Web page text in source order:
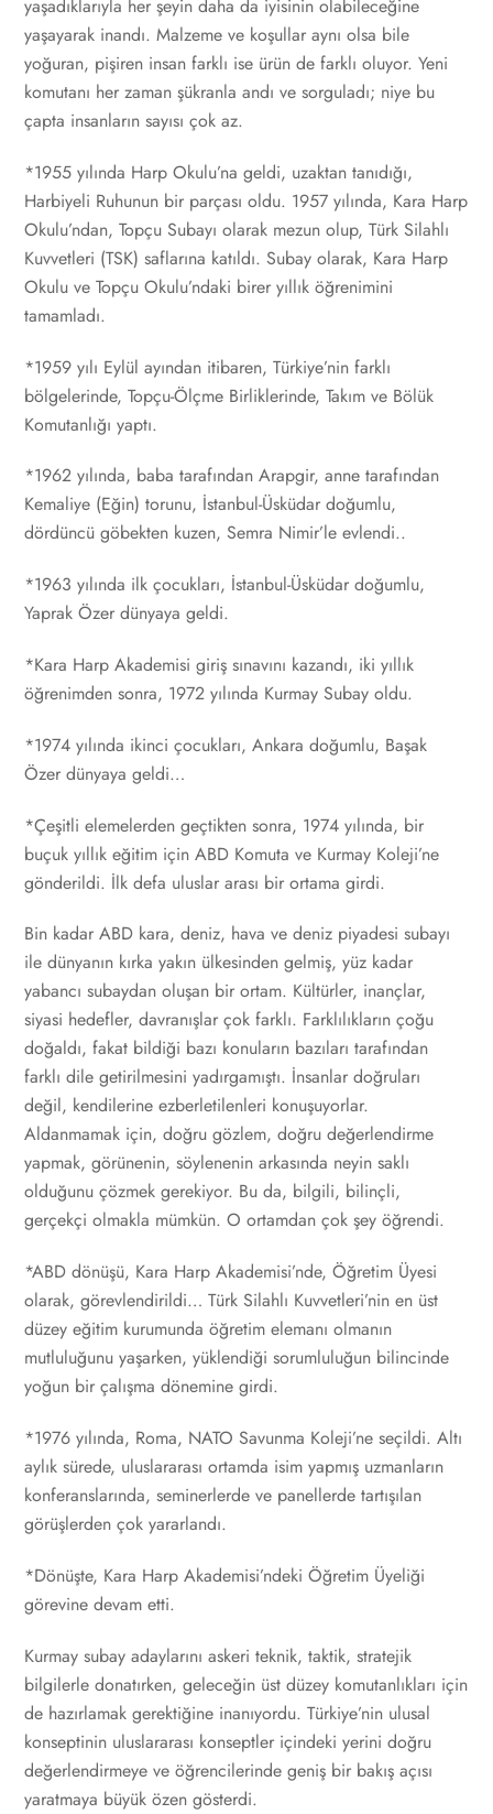
yaşadıklarıyla her şeyin daha da iyisinin olabileceğine
yaşayarak inandı. Malzeme ve koşullar aynı olsa bile
yoğuran, pişiren insan farklı ise ürün de farklı oluyor. Yeni
komutanı her zaman şükranla andı ve sorguladı; niye bu
çapta insanların sayısı çok az.
*1955 yılında Harp Okulu’na geldi, uzaktan tanıdığı,
Harbiyeli Ruhunun bir parçası oldu. 1957 yılında, Kara Harp
Okulu’ndan, Topçu Subayı olarak mezun olup, Türk Silahlı
Kuvvetleri (TSK) saflarına katıldı. Subay olarak, Kara Harp
Okulu ve Topçu Okulu’ndaki birer yıllık öğrenimini
tamamladı.
*1959 yılı Eylül ayından itibaren, Türkiye’nin farklı
bölgelerinde, Topçu-Ölçme Birliklerinde, Takım ve Bölük
Komutanlığı yaptı.
*1962 yılında, baba tarafından Arapgir, anne tarafından
Kemaliye (Eğin) torunu, İstanbul-Üsküdar doğumlu,
dördüncü göbekten kuzen, Semra Nimir’le evlendi..
*1963 yılında ilk çocukları, İstanbul-Üsküdar doğumlu,
Yaprak Özer dünyaya geldi.
*Kara Harp Akademisi giriş sınavını kazandı, iki yıllık
öğrenimden sonra, 1972 yılında Kurmay Subay oldu.
*1974 yılında ikinci çocukları, Ankara doğumlu, Başak
Özer dünyaya geldi…
*Çeşitli elemelerden geçtikten sonra, 1974 yılında, bir
buçuk yıllık eğitim için ABD Komuta ve Kurmay Koleji’ne
gönderildi. İlk defa uluslar arası bir ortama girdi.
Bin kadar ABD kara, deniz, hava ve deniz piyadesi subayı
ile dünyanın kırka yakın ülkesinden gelmiş, yüz kadar
yabancı subaydan oluşan bir ortam. Kültürler, inançlar,
siyasi hedefler, davranışlar çok farklı. Farklılıkların çoğu
doğaldı, fakat bildiği bazı konuların bazıları tarafından
farklı dile getirilmesini yadırgamıştı. İnsanlar doğruları
değil, kendilerine ezberletilenleri konuşuyorlar.
Aldanmamak için, doğru gözlem, doğru değerlendirme
yapmak, görünenin, söylenenin arkasında neyin saklı
olduğunu çözmek gerekiyor. Bu da, bilgili, bilinçli,
gerçekçi olmakla mümkün. O ortamdan çok şey öğrendi.
*ABD dönüşü, Kara Harp Akademisi’nde, Öğretim Üyesi
olarak, görevlendirildi… Türk Silahlı Kuvvetleri’nin en üst
düzey eğitim kurumunda öğretim elemanı olmanın
mutluluğunu yaşarken, yüklendiği sorumluluğun bilincinde
yoğun bir çalışma dönemine girdi.
*1976 yılında, Roma, NATO Savunma Koleji’ne seçildi. Altı
aylık sürede, uluslararası ortamda isim yapmış uzmanların
konferanslarında, seminerlerde ve panellerde tartışılan
görüşlerden çok yararlandı.
*Dönüşte, Kara Harp Akademisi’ndeki Öğretim Üyeliği
görevine devam etti.
Kurmay subay adaylarını askeri teknik, taktik, stratejik
bilgilerle donatırken, geleceğin üst düzey komutanlıkları için
de hazırlamak gerektiğine inanıyordu. Türkiye’nin ulusal
konseptinin uluslararası konseptler içindeki yerini doğru
değerlendirmeye ve öğrencilerinde geniş bir bakış açısı
yaratmaya büyük özen gösterdi.